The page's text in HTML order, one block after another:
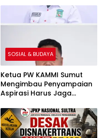
Menjadi Garda Terdepan
di Momentum HANI 2026
SOSIAL & BUDAYA
Ketua PW KAMMI Sumut
Mengimbau Penyampaian
Aspirasi Harus Jaga